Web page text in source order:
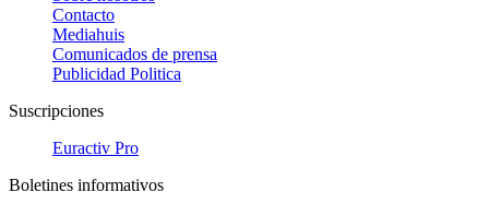
Contacto
Mediahuis
Comunicados de prensa
Publicidad Politica
Suscripciones
Euractiv Pro
Boletines informativos